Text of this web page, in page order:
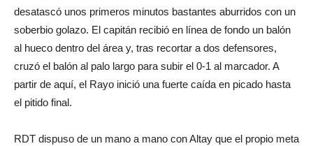
desatascó unos primeros minutos bastantes aburridos con un
soberbio golazo. El capitán recibió en línea de fondo un balón
al hueco dentro del área y, tras recortar a dos defensores,
cruzó el balón al palo largo para subir el 0-1 al marcador. A
partir de aquí, el Rayo inició una fuerte caída en picado hasta
el pitido final.
RDT dispuso de un mano a mano con Altay que el propio meta